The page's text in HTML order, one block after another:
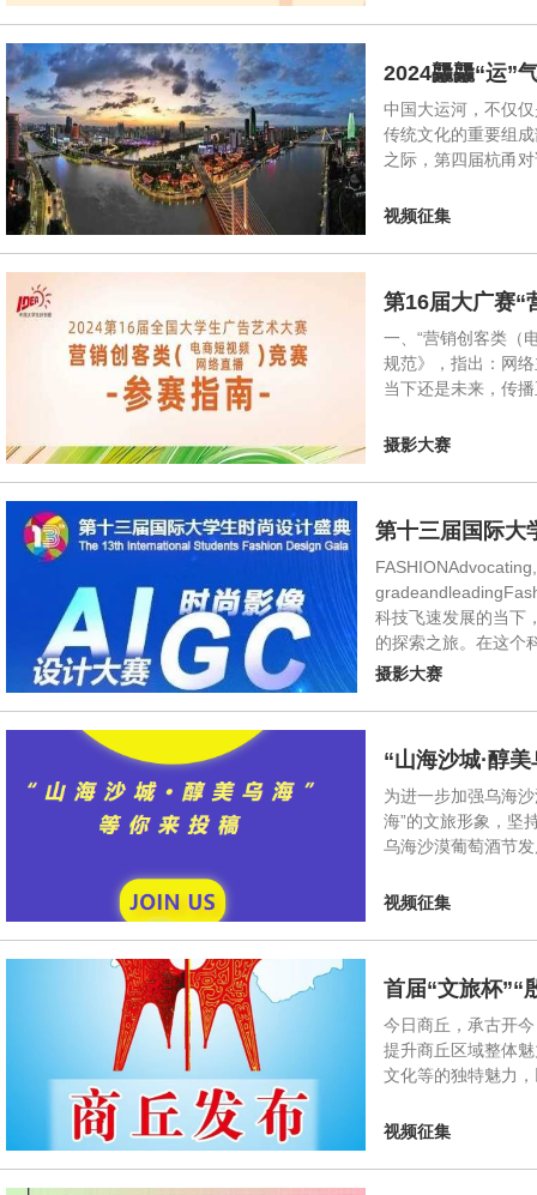
2024龘龘“运”
中国大运河，不仅
传统文化的重要组
之际，第四届杭甬
视频征集
第16届大广赛“
一、“营销创客类（
规范》，指出：网
当下还是未来，传
摄影大赛
第十三届国际大
科技飞速发展的当下
的探索之旅。在这个
摄影大赛
“山海沙城·醇
为进一步加强乌海
海”的文旅形象，坚
乌海沙漠葡萄酒节
视频征集
首届“文旅杯”“
今日商丘，承古开
提升商丘区域整体
文化等的独特魅力
视频征集